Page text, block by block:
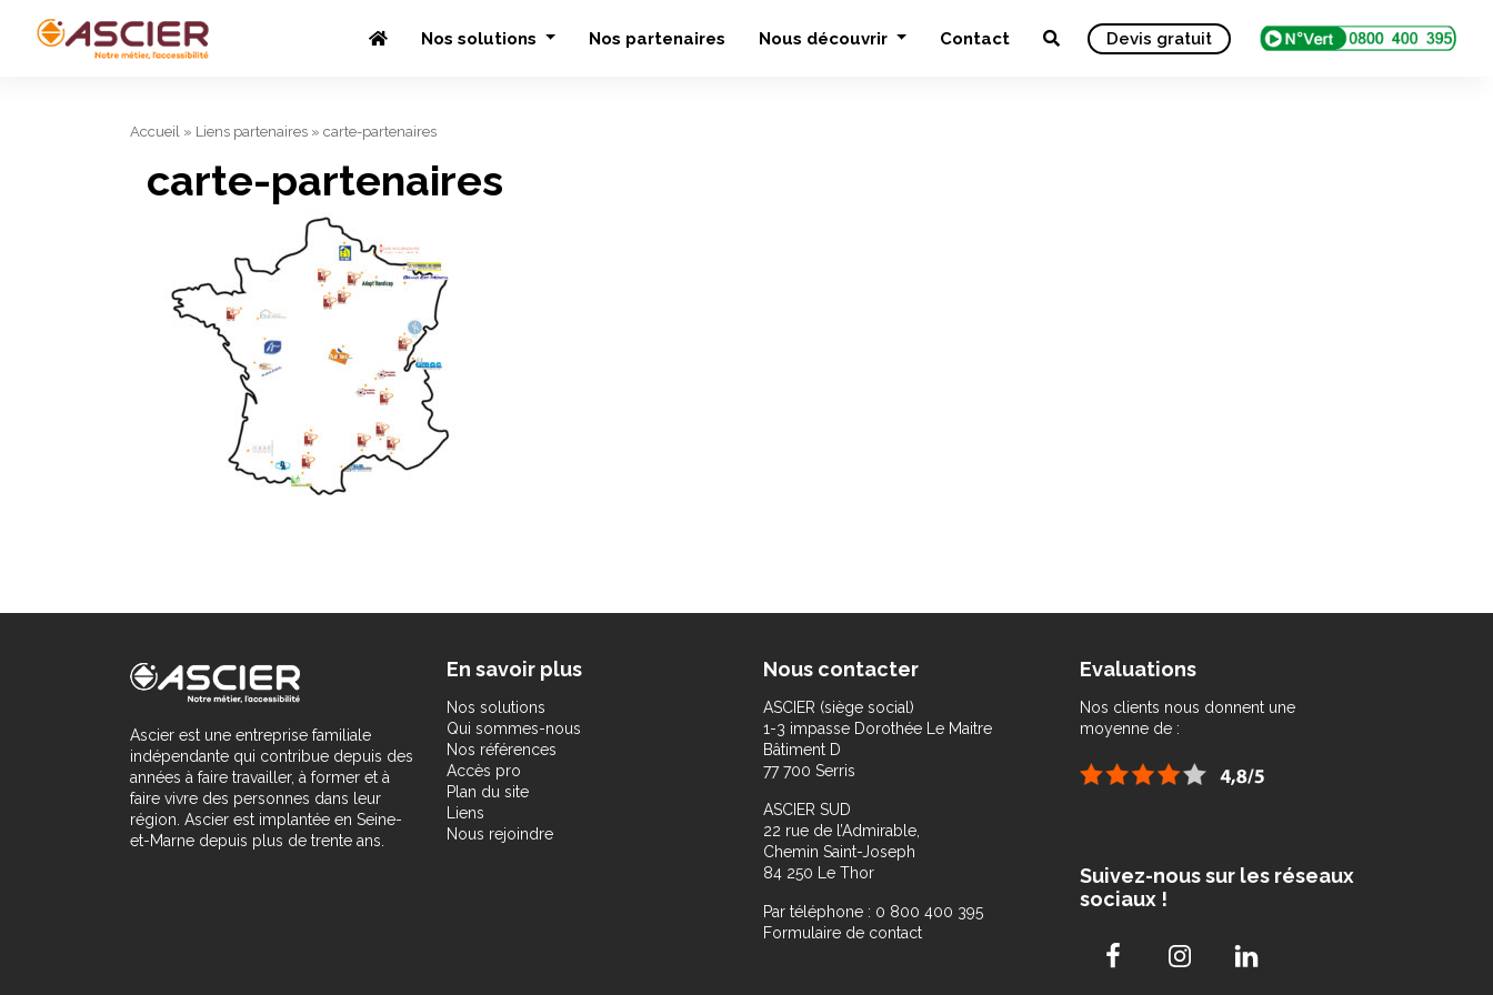
Nos solutions Nos partenaires Nous découvrir Contact Devis gratuit
Accueil » Liens partenaires » carte-partenaires
carte-partenaires
Ascier est une entreprise familiale
indépendante qui contribue depuis des
années à faire travailler, à former et à
faire vivre des personnes dans leur
région. Ascier est implantée en Seine-
et-Marne depuis plus de trente ans.
En savoir plus
Nos solutions
Qui sommes-nous
Nos références
Accès pro
Plan du site
Liens
Nous rejoindre
Nous contacter
ASCIER (siège social)
1-3 impasse Dorothée Le Maitre
Bâtiment D
77 700 Serris
ASCIER SUD
22 rue de l’Admirable,
Chemin Saint-Joseph
84 250 Le Thor
Par téléphone : 0 800 400 395
Formulaire de contact
Evaluations
Nos clients nous donnent une
moyenne de :
Suivez-nous sur les réseaux
sociaux !